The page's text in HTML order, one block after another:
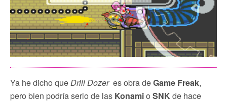
Ya he dicho queDrill Dozeres obra deGame Freak,
pero bien podría serlo de las Konamio SNKde hace